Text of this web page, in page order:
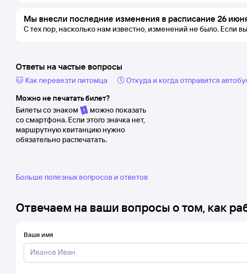
Мы внесли последние изменения в расписание 26
С тех пор, насколько нам известно, изменений не было. Если
Ответы на частые вопросы
🐱 Как перевезти питомца 🕔 Откуда и когда отправится
Можно не печатать билет?
Билеты со знаком
можно показать
со смартфона. Если этого значка нет,
маршрутную квитанцию нужно
обязательно распечатать.
Больше полезных вопросов и ответов
Отвечаем на ваши вопросы о том, как
Ваше имя